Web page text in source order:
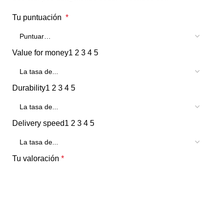
Tu puntuación *
Value for money1 2 3 4 5
Durability1 2 3 4 5
Delivery speed1 2 3 4 5
Tu valoración *